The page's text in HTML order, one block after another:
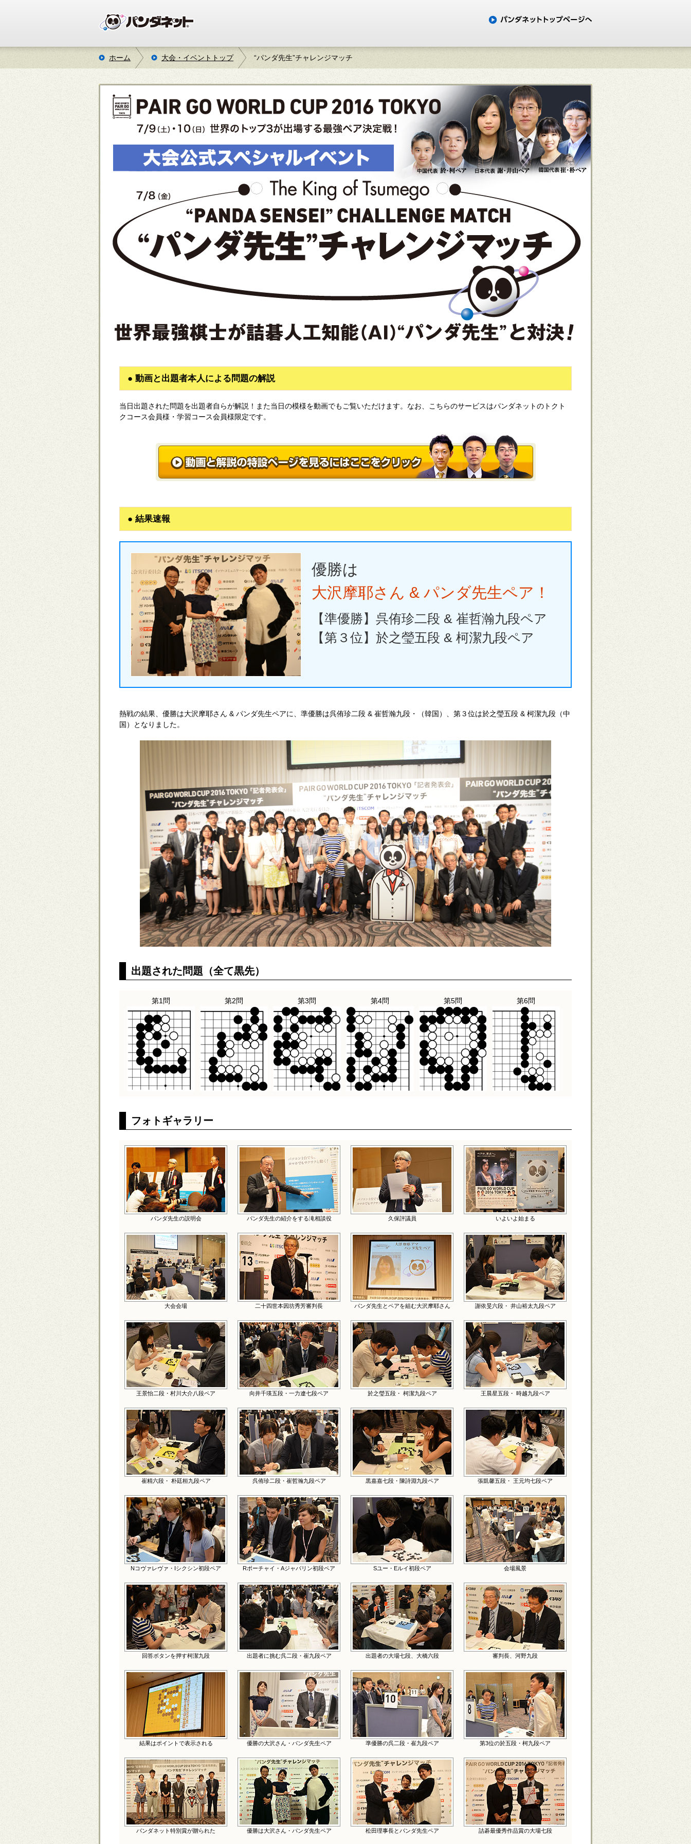
ホーム 大会・イベントトップ “パンダ先生”チャレンジマッチ
● 動画と出題者本人による問題の解説
当日出題された問題を出題者自らが解説！また当日の模様を動画でもご覧いただけます。なお、こちらのサービスはパンダネットのトクト
クコース会員様・学習コース会員様限定です。
● 結果速報
優勝は
大沢摩耶さん & パンダ先生ペア！
【準優勝】呉侑珍二段 & 崔哲瀚九段ペア
【第３位】於之瑩五段 & 柯潔九段ペア
熱戦の結果、優勝は大沢摩耶さん & パンダ先生ペアに、準優勝は呉侑珍二段 & 崔哲瀚九段・（韓国）、第３位は於之瑩五段 & 柯潔九段（中
国）となりました。
出題された問題（全て黒先）
第1問 第2問 第3問 第4問 第5問 第6問
フォトギャラリー
パンダ先生の説明会 パンダ先生の紹介をする滝相談役 久保評議員 いよいよ始まる
大会会場 二十四世本因坊秀芳審判長 パンダ先生とペアを組む大沢摩耶さん 謝依旻六段・ 井山裕太九段ペア
王景怡二段・村川大介八段ペア 向井千瑛五段・一力遼七段ペア 於之瑩五段・ 柯潔九段ペア 王晨星五段・ 時越九段ペア
崔精六段・ 朴廷桓九段ペア 呉侑珍二段・崔哲瀚九段ペア 黒嘉嘉七段・陳詩淵九段ペア 張凱馨五段・ 王元均七段ペア
Nコヴァレヴァ・Iシクシン初段ペア Rポーチャイ・Aジャバリン初段ペア Sユー・Eルイ初段ペア 会場風景
回答ボタンを押す柯潔九段 出題者に挑む呉二段・崔九段ペア 出題者の大場七段、大橋六段 審判長、河野九段
結果はポイントで表示される 優勝の大沢さん・パンダ先生ペア 準優勝の呉二段・崔九段ペア 第3位の於五段・柯九段ペア
パンダネット特別賞が贈られた 優勝は大沢さん・パンダ先生ペア 松田理事長とパンダ先生ペア 詰碁最優秀作品賞の大場七段